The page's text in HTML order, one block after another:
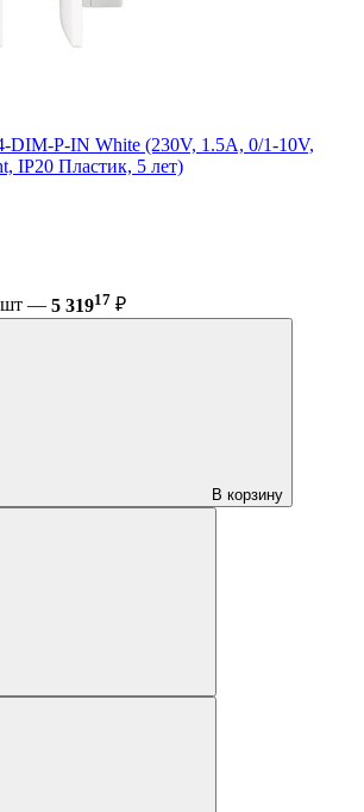
DIM-P-IN White (230V, 1.5A, 0/1-10V,
IP20 Пластик, 5 лет)
шт — 5 31917 ₽
В корзину